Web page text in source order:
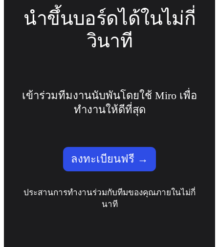
นำขึ้นบอร์ดได้ในไม่กี่
วินาที
เข้าร่วมทีมงานนับพันโดยใช้ Miro เพื่อ
ทำงานให้ดีที่สุด
ลงทะเบียนฟรี →
ประสานการทำงานร่วมกับทีมของคุณภายในไม่กี่
นาที